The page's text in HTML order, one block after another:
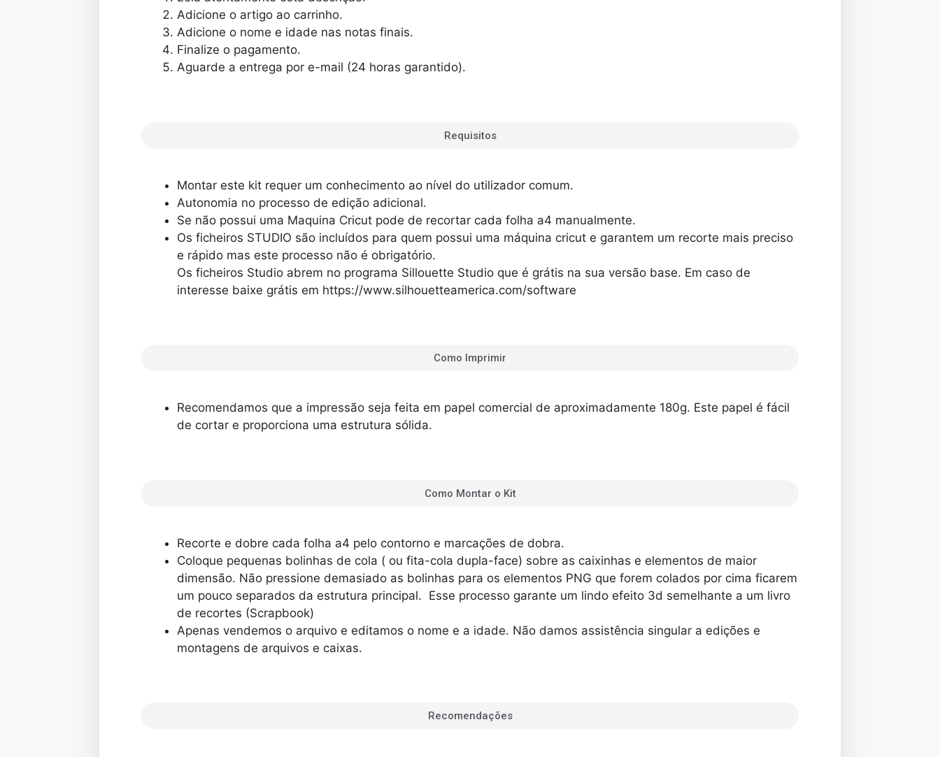
Adicione o artigo ao carrinho.
Adicione o nome e idade nas notas finais.
Finalize o pagamento.
Aguarde a entrega por e-mail (24 horas garantido).
Requisitos
Montar este kit requer um conhecimento ao nível do utilizador comum.
Autonomia no processo de edição adicional.
Se não possui uma Maquina Cricut pode de recortar cada folha a4 manualmente.
Os ficheiros STUDIO são incluídos para quem possui uma máquina cricut e garantem um recorte mais preciso
e rápido mas este processo não é obrigatório.
Os ficheiros Studio abrem no programa Sillouette Studio que é grátis na sua versão base. Em caso de
interesse baixe grátis em https://www.silhouetteamerica.com/software
Como Imprimir
Recomendamos que a impressão seja feita em papel comercial de aproximadamente 180g. Este papel é fácil
de cortar e proporciona uma estrutura sólida.
Como Montar o Kit
Recorte e dobre cada folha a4 pelo contorno e marcações de dobra.
Coloque pequenas bolinhas de cola ( ou fita-cola dupla-face) sobre as caixinhas e elementos de maior
dimensão. Não pressione demasiado as bolinhas para os elementos PNG que forem colados por cima ficarem
um pouco separados da estrutura principal. Esse processo garante um lindo efeito 3d semelhante a um livro
de recortes (Scrapbook)
Apenas vendemos o arquivo e editamos o nome e a idade. Não damos assistência singular a edições e
montagens de arquivos e caixas.
Recomendações